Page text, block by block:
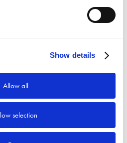
Show details
Allow all
selection